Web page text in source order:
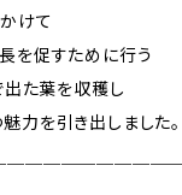
けて
を促すために行う
出た葉を収穫し
力を引き出しました。